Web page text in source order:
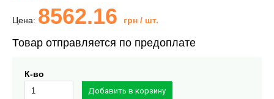
Цена: 8562.16 грн / шт.
Товар отправляется по предоплате
К-во